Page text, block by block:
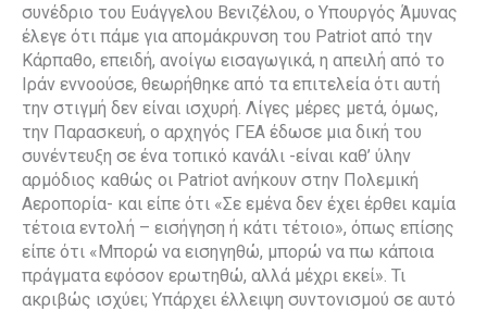
συνέδριο του Ευάγγελου Βενιζέλου, ο Υπουργός Άμυνας
έλεγε ότι πάμε για απομάκρυνση του Patriot από την
Κάρπαθο, επειδή, ανοίγω εισαγωγικά, η απειλή από το
Ιράν εννοούσε, θεωρήθηκε από τα επιτελεία ότι αυτή
την στιγμή δεν είναι ισχυρή. Λίγες μέρες μετά, όμως,
την Παρασκευή, ο αρχηγός ΓΕΑ έδωσε μια δική του
συνέντευξη σε ένα τοπικό κανάλι -είναι καθ’ ύλην
αρμόδιος καθώς οι Patriot ανήκουν στην Πολεμική
Αεροπορία- και είπε ότι «Σε εμένα δεν έχει έρθει καμία
τέτοια εντολή – εισήγηση ή κάτι τέτοιο», όπως επίσης
είπε ότι «Μπορώ να εισηγηθώ, μπορώ να πω κάποια
πράγματα εφόσον ερωτηθώ, αλλά μέχρι εκεί». Τι
ακριβώς ισχύει; Υπάρχει έλλειψη συντονισμού σε αυτό